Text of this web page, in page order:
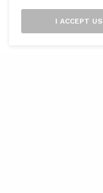
I ACCEPT